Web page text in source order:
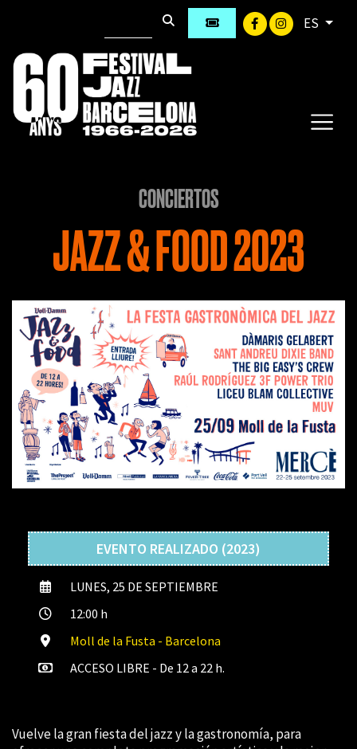
ES
CONCIERTOS
JAZZ & FOOD 2023
EVENTO REALIZADO (2023)
LUNES, 25 DE SEPTIEMBRE
12:00 h
Moll de la Fusta - Barcelona
ACCESO LIBRE - De 12 a 22 h.
Vuelve la gran fiesta del jazz y la gastronomía, para